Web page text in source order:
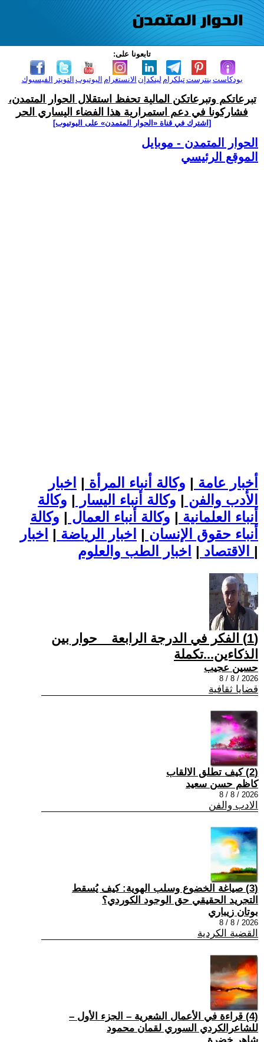
تابعونا على:
الفيسبوك التويتر اليوتيوب الانستغرام لينكدإن تيلكرامبنترست بودكاست
تبرعاتكم وتبرعاتكن المالية تحفظ استقلال الحوار المتمدن،
فشاركونا في دعم استمرارية هذا الفضاء اليساري الحر
[اشترك في قناة ‫«الحوار المتمدن» على اليوتيوب]
الحوار المتمدن - موبايل
الموقع الرئيسي
أخبار عامة | وكالة أنباء المرأة | اخبار
الأدب والفن | وكالة أنباء اليسار | وكالة
أنباء العلمانية | وكالة أنباء العمال | وكالة
أنباء حقوق الإنسان | اخبار الرياضة | اخبار
الاقتصاد | |
(1) الفكر في الدرجة الرابعة _ حوار بين
الذكاءين...تكملة
حسين عجيب
2026 / 8 / 8
قضايا ثقافية
(2) كيف تطلق الالقاب
كاظم حسن سعيد
2026 / 8 / 8
الادب والفن
(3) صياغة الخضوع وسلب الهوية: كيف يُسقط
التجريد الحقيقي حق الوجود الكوردي؟
بوتان زيباري
2026 / 8 / 8
القضية الكردية
(4) قراءة في الأعمال الشعرية – الجزء الأول –
للشاعرالكردي السوري لقمان محمود